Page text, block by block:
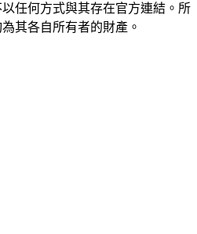
任何方式與其存在官方連結。所
其各自所有者的財產。